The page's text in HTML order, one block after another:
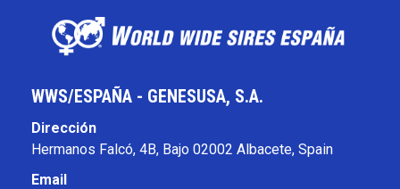
WWS/ESPAÑA - GENESUSA, S.A.
Dirección
Hermanos Falcó, 4B, Bajo 02002 Albacete, Spain
Email